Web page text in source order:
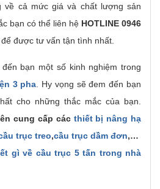
về cả mức giá và chất lượng sản
bạn có thể liên hệ HOTLINE 0946
để được tư vấn tận tình nhất.
bạn một số kinh nghiệm trong
3 pha . Hy vọng sẽ đem đến bạn
cho những thắc mắc của bạn.
cung cấp các thiết bị nâng hạ
trục treo,cầu trục dầm đơn,…
gì về cầu trục 5 tấn trong nhà